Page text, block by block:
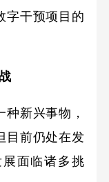
字干预项目的
新兴事物，
目前仍处在发
面临诸多挑